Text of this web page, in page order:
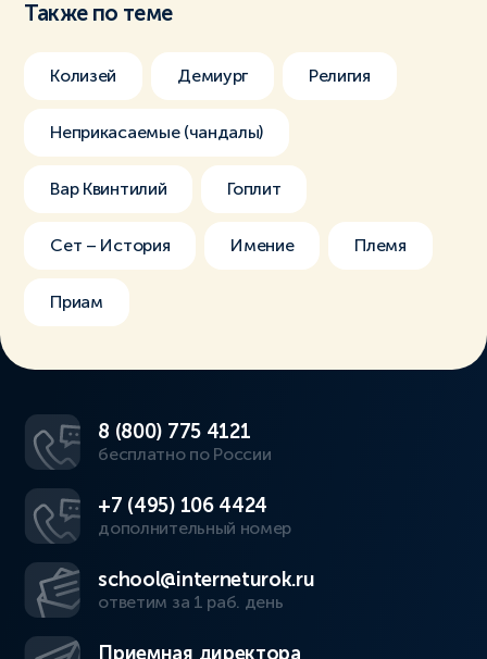
Также по теме
Колизей Демиург Религия
Неприкасаемые (чандалы)
Вар Квинтилий Гоплит
Сет – История Имение Племя
Приам
8 (800) 775 4121
бесплатно по России
+7 (495) 106 4424
дополнительный номер
school@interneturok.ru
ответим за 1 раб. день
Приемная директора